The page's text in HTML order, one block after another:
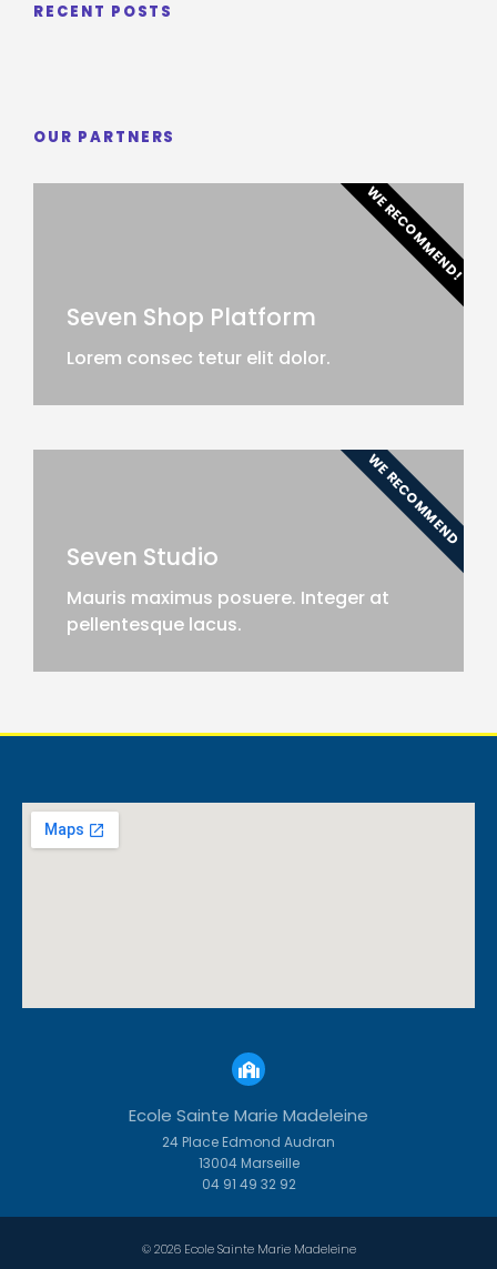
RECENT POSTS
OUR PARTNERS
Seven Shop Platform
Lorem consec tetur elit dolor.
WE RECOMMEND!
Seven Studio
Mauris maximus posuere. Integer at
pellentesque lacus.
WE RECOMMEND
Ecole Sainte Marie Madeleine
24 Place Edmond Audran
13004 Marseille
04 91 49 32 92
© 2026 Ecole Sainte Marie Madeleine